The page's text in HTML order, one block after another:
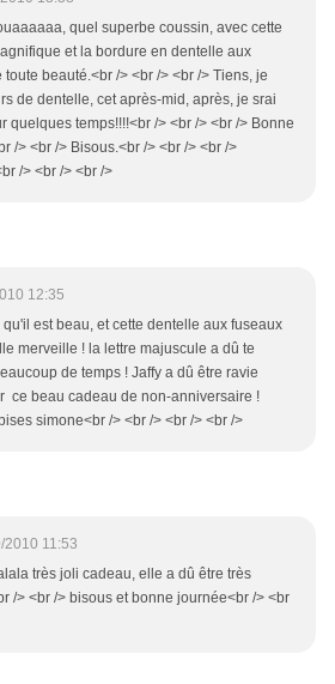
quel superbe coussin, avec cette
et la bordure en dentelle aux
toute beauté.<br /> <br /> <br /> Tiens, je
de dentelle, cet après-mid, après, je srai
quelques temps!!!!<br /> <br /> <br /> Bonne
/> <br /> Bisous.<br /> <br /> <br />
/> <br /> <br />
12:35
est beau, et cette dentelle aux fuseaux
merveille ! la lettre majuscule a dû te
de temps ! Jaffy a dû être ravie
ce beau cadeau de non-anniversaire !
simone<br /> <br /> <br /> <br />
2010 11:53
très joli cadeau, elle a dû être très
/> <br /> bisous et bonne journée<br /> <br